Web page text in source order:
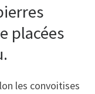
placées
les convoitises